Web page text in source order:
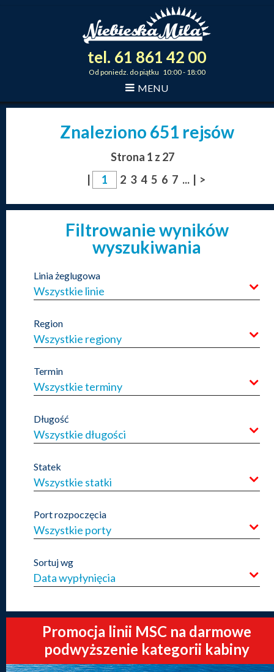
tel. 61 861 42 00
Od poniedz. do piątku 10:00 - 18:00
MENU
Znaleziono 651 rejsów
Strona 1 z 27
2 3 4 5 6 7 ... >
Filtrowanie wyników
wyszukiwania
Linia żeglugowa
Wszystkie linie
Region
Wszystkie regiony
Termin
Wszystkie terminy
Długość
Wszystkie długości
Statek
Wszystkie statki
Port rozpoczęcia
Wszystkie porty
Sortuj wg
Promocja linii MSC na darmowe
podwyższenie kategorii kabiny